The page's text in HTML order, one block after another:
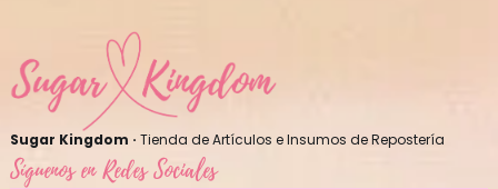
Sugar Kingdom · Tienda de Artículos e Insumos de Repostería
Síguenos en Redes Sociales